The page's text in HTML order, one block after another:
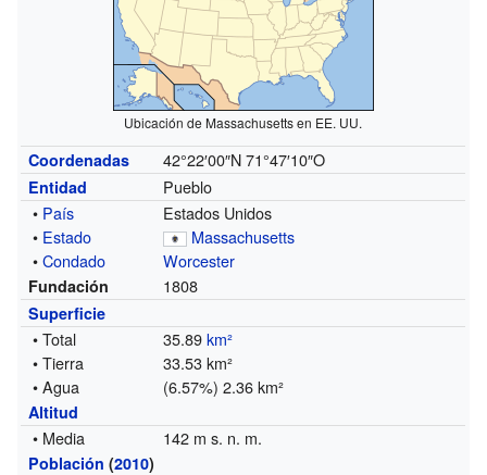
Ubicación de Massachusetts en EE. UU.
Coordenadas 42°22′00″N 71°47′10″O
Entidad
Pueblo
• País
Estados Unidos
• Estado
Massachusetts
•Condado Worcester
Fundación 1808
Superficie
• Total 35.89km²
• Tierra
33.53 km²
• Agua
(6.57%) 2.36 km²
Altitud
• Media 142 m s. n. m.
Población (2010)